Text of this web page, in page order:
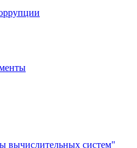
вычислительных систем"